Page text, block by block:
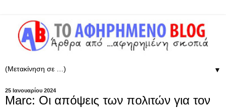
▼
25 Ιανουαρίου 2024
Marc: Οι απόψεις των πολιτών για τον